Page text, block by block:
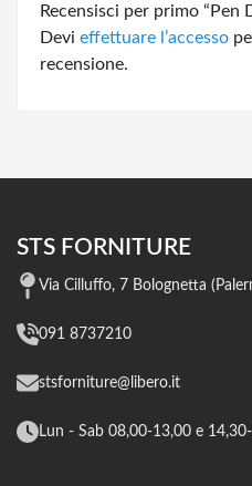
Recensisci per primo “Pen
Devi effettuare l’accesso
recensione.
STS FORNITURE
Via Cilluffo, 7 Bolognetta
091 8737210
stsforniture@libero.it
Lun - Sab 08,00-13,00 e